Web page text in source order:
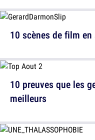
10 scènes de film
10 preuves que les
meilleurs